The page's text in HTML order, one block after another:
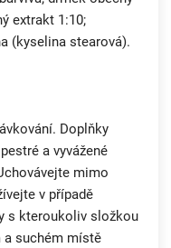
extrakt 1:10;
(kyselina stearová).
Doplňky
a vyvážené
mimo
v případě
s kteroukoliv složkou
a suchém místě